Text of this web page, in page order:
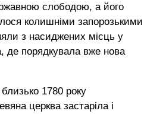
слободою, а його
колишніми запорозькими
з насиджених місць у
де порядкувала вже нова
1780 року
церква застаріла і